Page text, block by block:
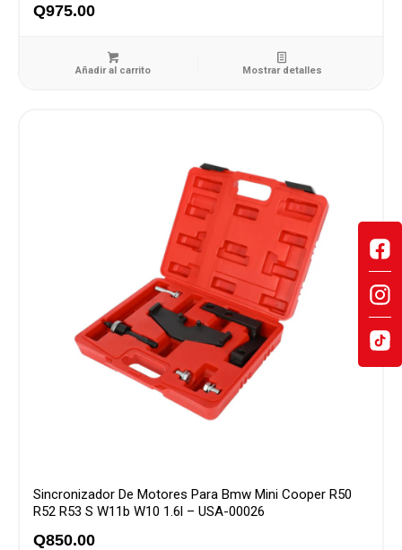
Q975.00
Añadir al carrito Mostrar detalles
Sincronizador De Motores Para Bmw Mini Cooper R50
R52 R53 S W11b W10 1.6l – USA-00026
Q850.00